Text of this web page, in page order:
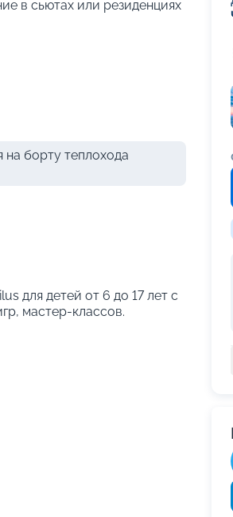
в сьютах или резиденциях
борту теплохода
для детей от 6 до 17 лет с
мастер-классов.